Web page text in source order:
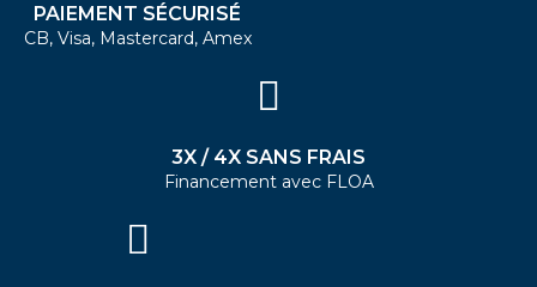
PAIEMENT SÉCURISÉ
CB, Visa, Mastercard, Amex
3X / 4X SANS FRAIS
Financement avec FLOA